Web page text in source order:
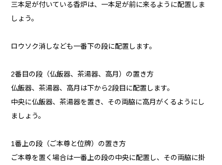
三本足が付いている香炉は、一本足が前に来るように配置しま
しょう。
ロウソク消しなども一番下の段に配置します。
2番目の段（仏飯器、茶湯器、高月）の置き方
仏飯器、茶湯器、高月は下から2段目に配置します。
中央に仏飯器、茶湯器を置き、その両脇に高月がくるようにし
ましょう。
1番上の段（ご本尊と位牌）の置き方
ご本尊を置く場合は一番上の段の中央に配置し、その両脇に掛